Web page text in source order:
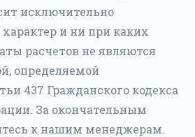
исключительно
и ни при каких
расчетов не являются
определяемой
437 Гражданского кодекса
За окончательным
к нашим менеджерам.